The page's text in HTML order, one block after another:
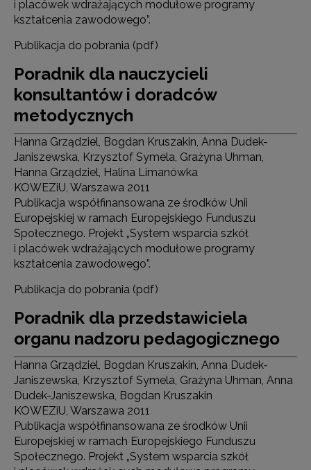
i placówek wdrażających modułowe programy
kształcenia zawodowego”.
Publikacja do pobrania (pdf)
Poradnik dla nauczycieli
konsultantów i doradców
metodycznych
Hanna Grządziel, Bogdan Kruszakin, Anna Dudek-
Janiszewska, Krzysztof Symela, Grażyna Uhman,
Hanna Grządziel, Halina Limanówka
KOWEZiU, Warszawa 2011
Publikacja współfinansowana ze środków Unii
Europejskiej w ramach Europejskiego Funduszu
Społecznego. Projekt „System wsparcia szkół
i placówek wdrażających modułowe programy
kształcenia zawodowego”.
Publikacja do pobrania (pdf)
Poradnik dla przedstawiciela
organu nadzoru pedagogicznego
Hanna Grządziel, Bogdan Kruszakin, Anna Dudek-
Janiszewska, Krzysztof Symela, Grażyna Uhman, Anna
Dudek-Janiszewska, Bogdan Kruszakin
KOWEZiU, Warszawa 2011
Publikacja współfinansowana ze środków Unii
Europejskiej w ramach Europejskiego Funduszu
Społecznego. Projekt „System wsparcia szkół